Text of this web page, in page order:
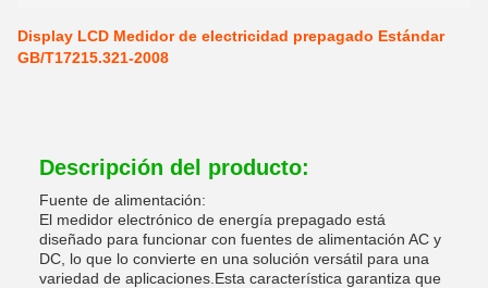
Display LCD Medidor de electricidad prepagado Estándar
GB/T17215.321-2008
Descripción del producto:
Fuente de alimentación:
El medidor electrónico de energía prepagado está
diseñado para funcionar con fuentes de alimentación AC y
DC, lo que lo convierte en una solución versátil para una
variedad de aplicaciones.Esta característica garantiza que